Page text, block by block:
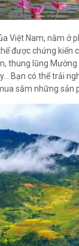
Việt Nam, nằm ở
được chứng kiến
thung lũng Mường
Bạn có thể trải
sắm những sản